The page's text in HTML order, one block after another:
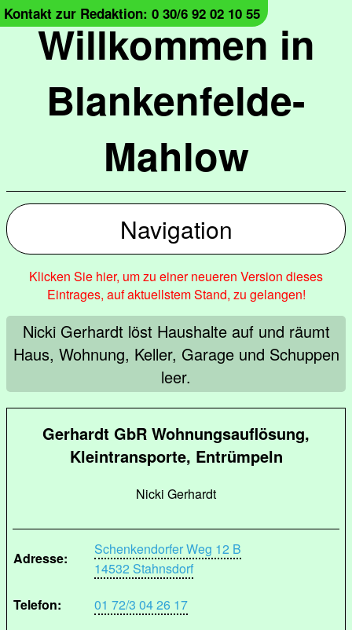
Willkommen in
Blankenfelde-
Mahlow
Kontakt zur Redaktion: 0 30/6 92 02 10 55
Navigation
Klicken Sie hier, um zu einer neueren Version dieses
Eintrages, auf aktuellstem Stand, zu gelangen!
Nicki Gerhardt löst Haushalte auf und räumt
Haus, Wohnung, Keller, Garage und Schuppen
leer.
Gerhardt GbR Wohnungsauflösung,
Kleintransporte, Entrümpeln
Nicki Gerhardt
Adresse:
Schenkendorfer Weg 12 B
14532 Stahnsdorf
Telefon:
01 72/3 04 26 17